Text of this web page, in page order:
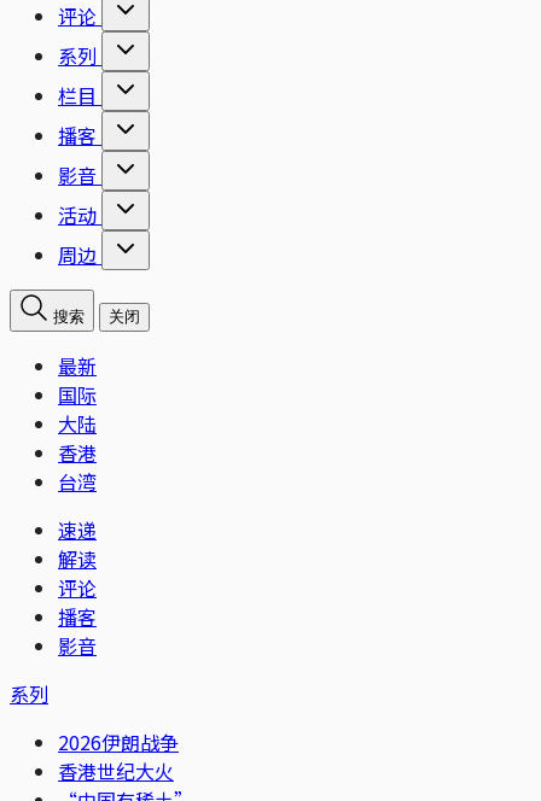
评论
系列
栏目
播客
影音
活动
周边
搜索 关闭
最新
国际
大陆
香港
台湾
速递
解读
评论
播客
影音
系列
2026伊朗战争
香港世纪大火